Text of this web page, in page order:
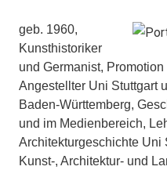
geb. 1960,
Kunsthistoriker
und Germanist,
Angestellter Uni Stuttgart
Baden-Württemberg,
und im Medienbereich,
Architekturgeschichte Uni
Kunst-, Architektur- und